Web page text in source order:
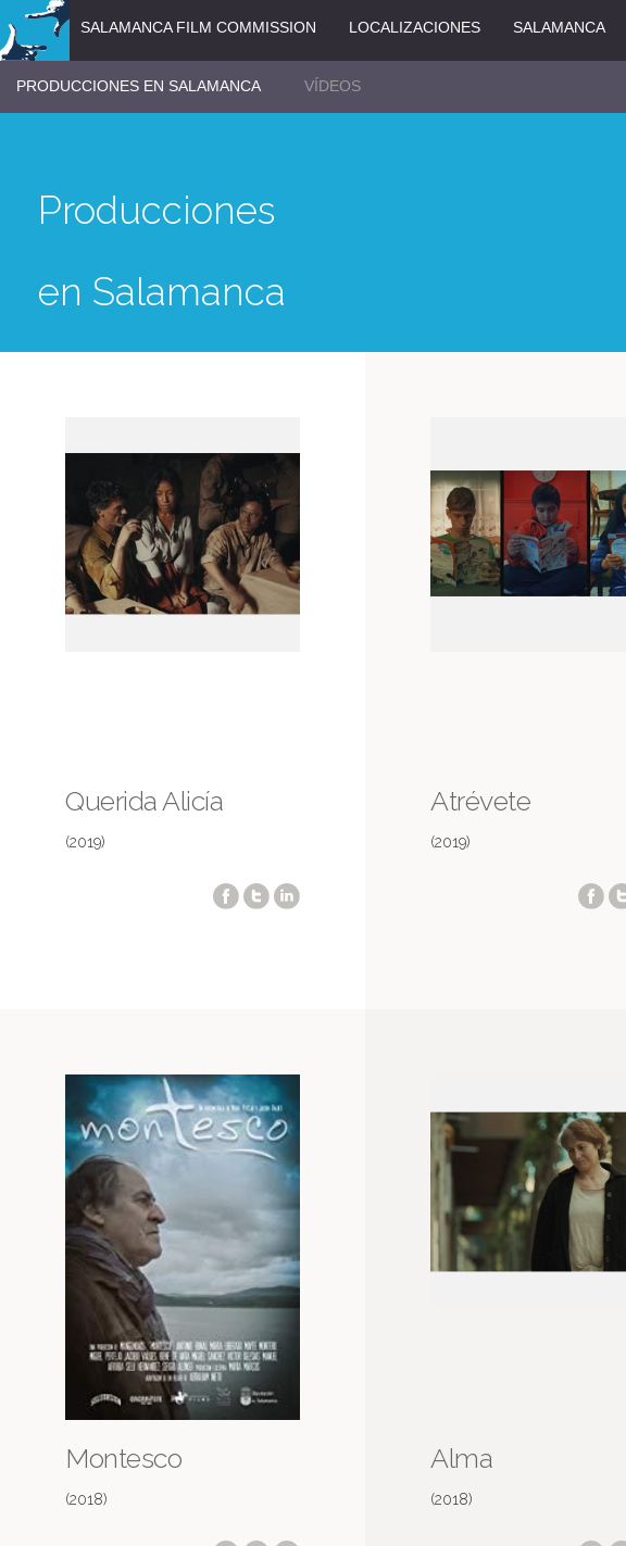
SALAMANCA FILM COMMISSION LOCALIZACIONES SALAMANCA
PRODUCCIONES EN SALAMANCA VÍDEOS
Producciones
en Salamanca
Querida Alicía
(2019)
Atrévete
(2019)
Montesco
(2018)
Alma
(2018)